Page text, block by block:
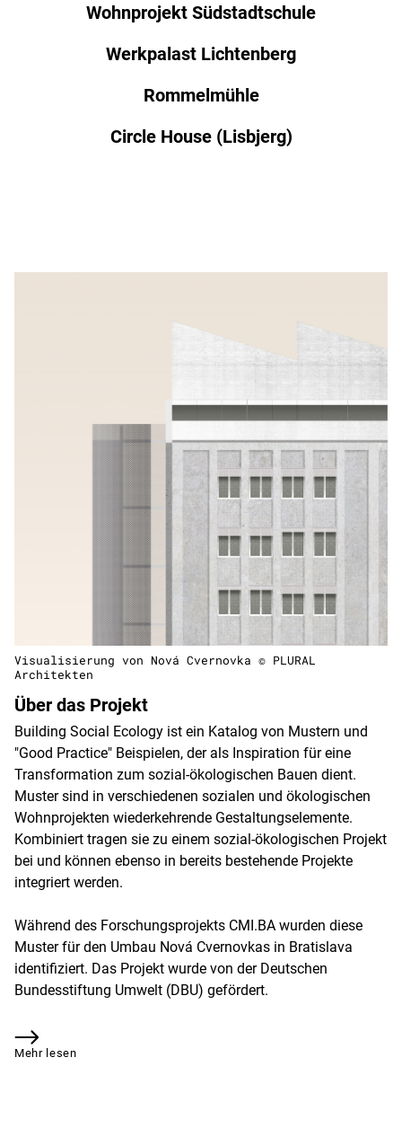
Wohnprojekt Südstadtschule
Werkpalast Lichtenberg
Rommelmühle
Circle House (Lisbjerg)
Visualisierung von Nová Cvernovka © PLURAL
Architekten
Über das Projekt
Building Social Ecology ist ein Katalog von Mustern und
"Good Practice" Beispielen, der als Inspiration für eine
Transformation zum sozial-ökologischen Bauen dient.
Muster sind in verschiedenen sozialen und ökologischen
Wohnprojekten wiederkehrende Gestaltungselemente.
Kombiniert tragen sie zu einem sozial-ökologischen Projekt
bei und können ebenso in bereits bestehende Projekte
integriert werden.
Während des Forschungsprojekts CMI.BA wurden diese
Muster für den Umbau Nová Cvernovkas in Bratislava
identifiziert. Das Projekt wurde von der Deutschen
Bundesstiftung Umwelt (DBU) gefördert.
Mehr lesen